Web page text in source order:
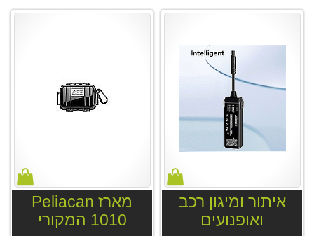
איתור ומיגון רכב
ואופנועים
מארז Peliacan
1010 המקורי